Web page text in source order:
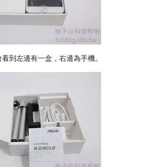
到左邊有一盒，右邊為手機。